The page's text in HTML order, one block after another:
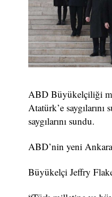
ABD Büyükelçiliği
Atatürk’e
saygılarını sundu.
ABD’nin yeni
Büyükelçi Jeffry